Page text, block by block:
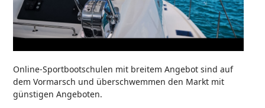
Online-Sportbootschulen mit breitem Angebot sind auf
dem Vormarsch und überschwemmen den Markt mit
günstigen Angeboten.